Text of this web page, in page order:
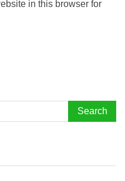
in this browser for